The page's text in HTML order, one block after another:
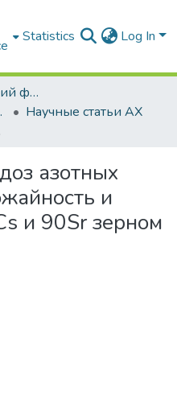
Statistics Log In
Агротехнологический факультет
Научные статьи АХ
азотных
и
и 90Sr зерном